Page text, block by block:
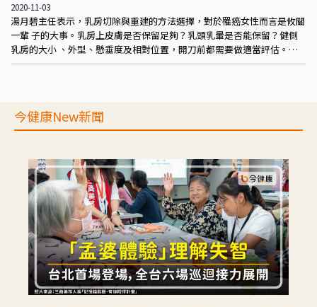
2020-11-03
湯月碧主任表示，乳房切除與重建的方法選擇，對於罹癌女性而言是攸關
一輩 子的大事。乳房上皮膚是否保留足夠？乳頭乳暈是否能保留？健側
乳房的大小 、外型、懸垂度及相對位置，開刀前都需要做適當評估。理
想的乳房重建，需 要整形外科與一般外科醫師於「術前」共同討論，依
今健康New新聞